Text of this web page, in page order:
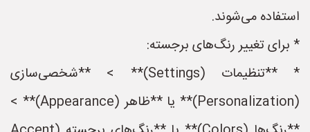
استفاده می‌شوند.
* برای تغییر رنگ‌های برجسته:
* **تنظیمات (Settings)** > **شخصی‌سازی
(Personalization)** یا **ظاهر (Appearance)** >